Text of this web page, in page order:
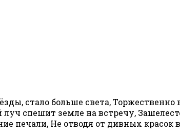
стало больше света,
спешит земле на встречу,
печали, Не отводя от дивных